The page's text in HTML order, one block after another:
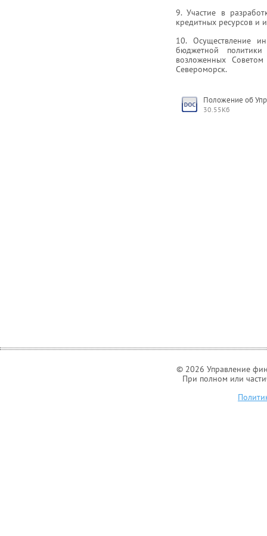
9. Участие в
кредитных ресурсов и
10. Осуществление
бюджетной
возложенных
Североморск.
Положение об
30.55Кб
© 2026 Управление
При полном или